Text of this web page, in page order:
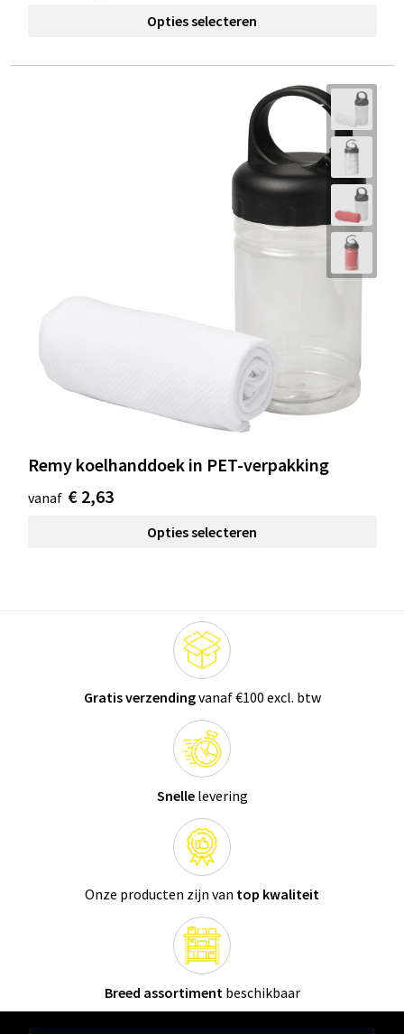
Opties selecteren
Remy koelhanddoek in PET-verpakking
vanaf € 2,63
Opties selecteren
Gratis verzendingvanaf €100 excl. btw
Snellelevering
Onze producten zijn van top kwaliteit
Breed assortiment beschikbaar